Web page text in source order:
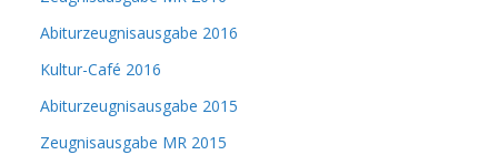
Abiturzeugnisausgabe 2016
Kultur-Café 2016
Abiturzeugnisausgabe 2015
Zeugnisausgabe MR 2015